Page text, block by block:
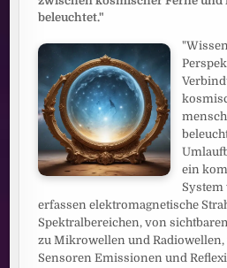
beleuchtet."
ein
System
erfassen elektromagnetische
Spektralbereichen, von
zu Mikrowellen und Radiowellen,
Sensoren Emissionen und